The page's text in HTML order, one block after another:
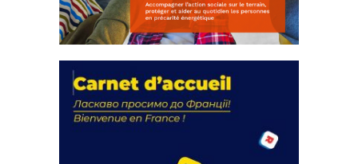
actions
18 septembre 2023
FEUILLETER